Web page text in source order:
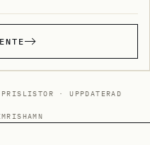
· UPPDATERAD